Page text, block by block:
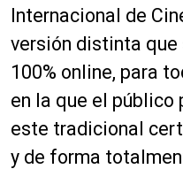
Internacional de
versión distinta
100% online, para
en la que el público
este tradicional
y de forma